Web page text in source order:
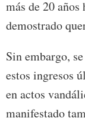
más de 20
demostrado
Sin embargo,
estos ingresos
en actos
manifestado